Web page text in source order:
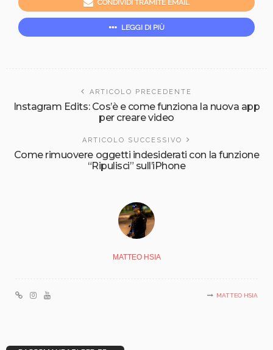
CONDIVIDI TRAMITE EMAIL
LEGGI DI PIÙ
ARTICOLO PRECEDENTE
Instagram Edits: Cos’è e come funziona la nuova app
per creare video
ARTICOLO SUCCESSIVO
Come rimuovere oggetti indesiderati con la funzione
“Ripulisci” sull’iPhone
MATTEO HSIA
MATTEO HSIA